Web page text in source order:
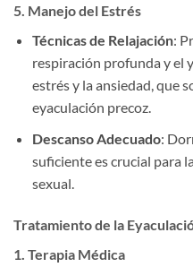
5. Manejo del Estrés
Técnicas de Relajación:
respiración profunda y el
estrés y la ansiedad, que
eyaculación precoz.
Descanso Adecuado:
suficiente es crucial para
sexual.
Tratamiento de la
1. Terapia Médica